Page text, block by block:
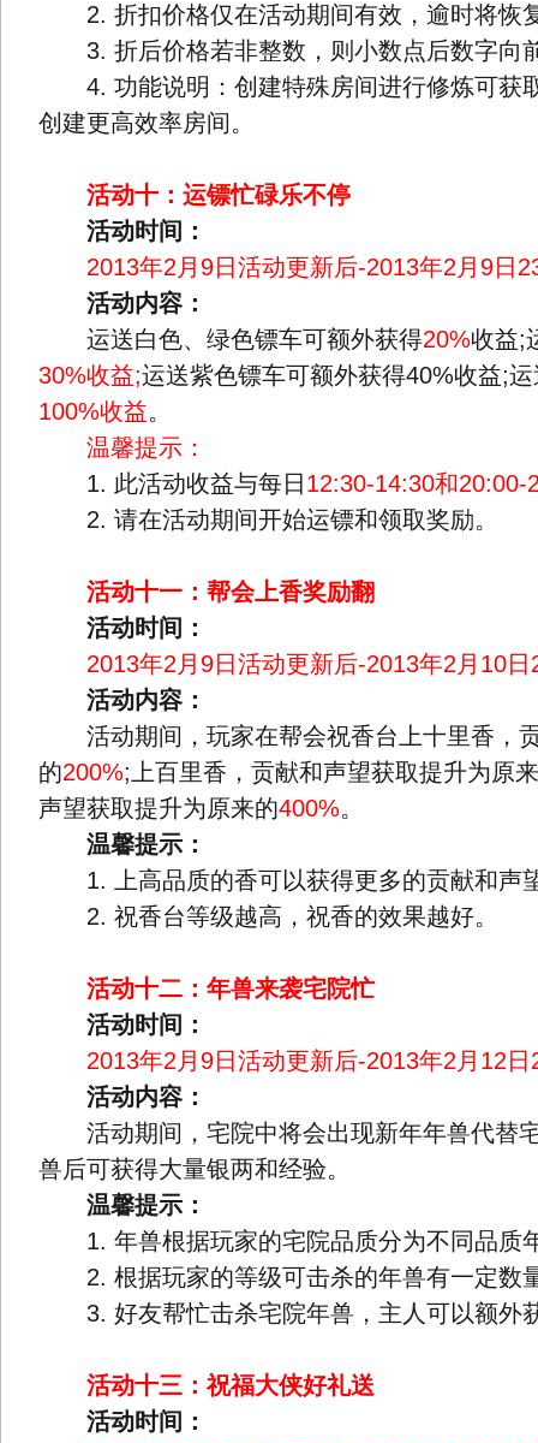
2. 折扣价格仅在活动期间有效，逾时将恢
3. 折后价格若非整数，则小数点后数字向
4. 功能说明：创建特殊房间进行修炼可获
创建更高效率房间。
活动十：运镖忙碌乐不停
活动时间：
2013年2月9日活动更新后-2013年2月9日
活动内容：
运送白色、绿色镖车可额外获得20%收益;
30%收益;运送紫色镖车可额外获得40%收益;
100%收益。
温馨提示：
1. 此活动收益与每日 12:30-14:30和20:00-
2. 请在活动期间开始运镖和领取奖励。
活动十一：帮会上香奖励翻
活动时间：
2013年2月9日活动更新后-2013年2月10日
活动内容：
活动期间，玩家在帮会祝香台上十里香，
的200%;上百里香，贡献和声望获取提升为原
声望获取提升为原来的400%。
温馨提示：
1. 上高品质的香可以获得更多的贡献和声
2. 祝香台等级越高，祝香的效果越好。
活动十二：年兽来袭宅院忙
活动时间：
2013年2月9日活动更新后-2013年2月12日
活动内容：
活动期间，宅院中将会出现新年年兽代替
兽后可获得大量银两和经验。
温馨提示：
1. 年兽根据玩家的宅院品质分为不同品质
2. 根据玩家的等级可击杀的年兽有一定数
3. 好友帮忙击杀宅院年兽，主人可以额外
活动十三：祝福大侠好礼送
活动时间：